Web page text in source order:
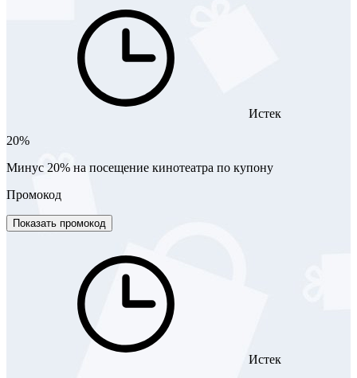
Истек
20%
Минус 20% на посещение кинотеатра по купону
Промокод
Показать промокод
Истек